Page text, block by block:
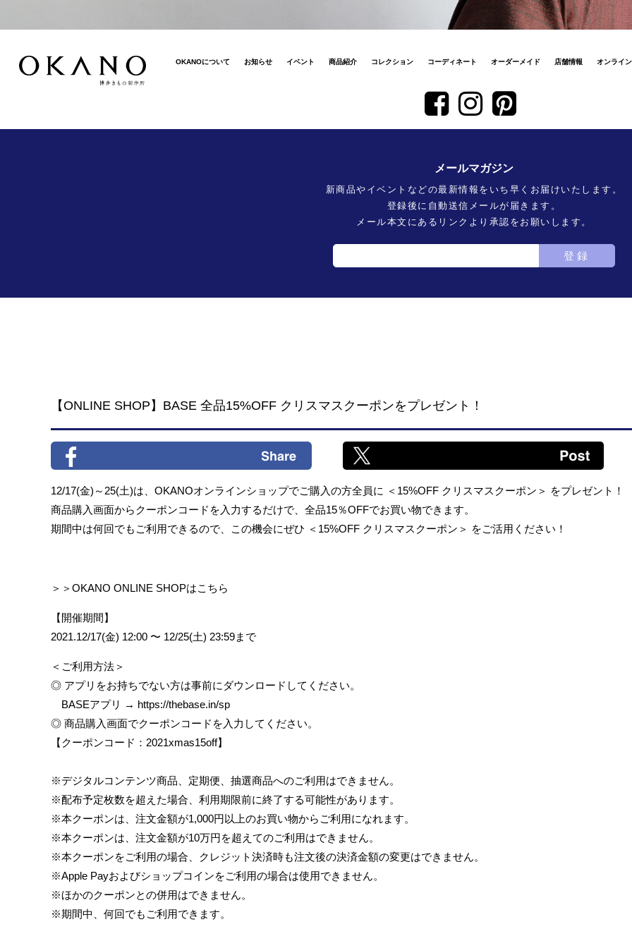
OKANOについて お知らせ イベント 商品紹介 コレクション コーディネート オーダーメイド 店舗情報 オンライ
メールマガジン
新商品やイベントなどの最新情報をいち早くお届けいたします。
登録後に自動送信メールが届きます。
メール本文にあるリンクより承認をお願いします。
登録
【ONLINE SHOP】BASE 全品15%OFF クリスマスクーポンをプレゼント！
12/17(金)～25(土)は、 OKANOオンラインショップでご購入の方全員に ＜15%OFF クリスマスクーポン＞ をプレゼント！
商品購入画面からクーポンコードを入力するだけで、全品15％OFFでお買い物できます。
期間中は何回でもご利用できるので、この機会にぜひ ＜15%OFF クリスマスクーポン＞ をご活用ください！
＞＞OKANO ONLINE SHOPはこちら
【開催期間】
2021.12/17(金) 12:00 〜 12/25(土) 23:59まで
＜ご利用方法＞
◎ アプリをお持ちでない方は事前にダウンロードしてください。
BASEアプリ → https://thebase.in/sp
◎ 商品購入画面でクーポンコードを入力してください。
【クーポンコード：2021xmas15off】
※デジタルコンテンツ商品、定期便、抽選商品へのご利用はできません。
※配布予定枚数を超えた場合、利用期限前に終了する可能性があります。
※本クーポンは、注文金額が1,000円以上のお買い物からご利用になれます。
※本クーポンは、注文金額が10万円を超えてのご利用はできません。
※本クーポンをご利用の場合、クレジット決済時も注文後の決済金額の変更はできません。
※Apple Payおよびショップコインをご利用の場合は使用できません。
※ほかのクーポンとの併用はできません。
※期間中、何回でもご利用できます。